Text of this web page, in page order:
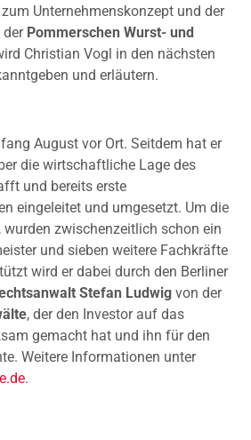
Unternehmenskonzept und der
der Pommerschen Wurst- und
Christian Vogl in den nächsten
und erläutern.
August vor Ort. Seitdem hat er
die wirtschaftliche Lage des
und bereits erste
eingeleitet und umgesetzt. Um die
wurden zwischenzeitlich schon ein
und sieben weitere Fachkräfte
wird er dabei durch den Berliner
Stefan Ludwig von der
, der den Investor auf das
gemacht hat und ihn für den
Weitere Informationen unter
.